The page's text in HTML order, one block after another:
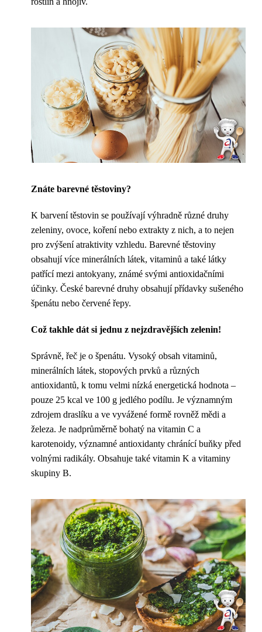
Znáte barevné těstoviny?
K barvení těstovin se používají výhradně různé druhy
zeleniny, ovoce, koření nebo extrakty z nich, a to nejen
pro zvýšení atraktivity vzhledu. Barevné těstoviny
obsahují více minerálních látek, vitaminů a také látky
patřící mezi antokyany, známé svými antioxidačními
účinky. České barevné druhy obsahují přídavky sušeného
špenátu nebo červené řepy.
Což takhle dát si jednu z nejzdravějších zelenin!
Správně, řeč je o špenátu. Vysoký obsah vitaminů,
minerálních látek, stopových prvků a různých
antioxidantů, k tomu velmi nízká energetická hodnota –
pouze 25 kcal ve 100 g jedlého podílu. Je významným
zdrojem draslíku a ve vyvážené formě rovněž mědi a
železa. Je nadprůměrně bohatý na vitamin C a
karotenoidy, významné antioxidanty chránící buňky před
volnými radikály. Obsahuje také vitamin K a vitaminy
skupiny B.